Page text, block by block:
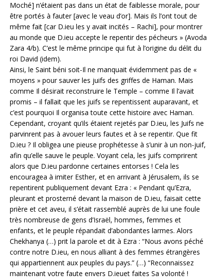
Moché] n’étaient pas dans un état de faiblesse morale, pour
être portés à fauter [avec le veau d’or]. Mais ils l’ont tout de
même fait [car D.ieu les y avait incités – Rachi], pour montrer
au monde que D.ieu accepte le repentir des pécheurs » (Avoda
Zara 4/b). C’est le même principe qui fut à l’origine du délit du
roi David (idem).
Ainsi, le Saint béni soit-Il ne manquait évidemment pas de «
moyens » pour sauver les juifs des griffes de Haman. Mais
comme Il désirait reconstruire le Temple – comme Il l’avait
promis – il fallait que les juifs se repentissent auparavant, et
c’est pourquoi Il organisa toute cette histoire avec Haman.
Cependant, croyant qu’ils étaient rejetés par D.ieu, les Juifs ne
parvinrent pas à avouer leurs fautes et à se repentir. Que fit
D.ieu ? Il obligea une pieuse prophétesse à s’unir à un non-juif,
afin qu’elle sauve le peuple. Voyant cela, les juifs comprirent
alors que D.ieu pardonne certaines entorses ! Cela les
encouragea à imiter Esther, et en arrivant à Jérusalem, ils se
repentirent publiquement devant Ezra : « Pendant qu’Ezra,
pleurant et prosterné devant la maison de D.ieu, faisait cette
prière et cet aveu, il s’était rassemblé auprès de lui une foule
très nombreuse de gens d’Israël, hommes, femmes et
enfants, et le peuple répandait d’abondantes larmes. Alors
Chekhanya (…) prit la parole et dit à Ezra : “Nous avons péché
contre notre D.ieu, en nous alliant à des femmes étrangères
qui appartiennent aux peuples du pays.” (…) “Reconnaissez
maintenant votre faute envers D.ieuet faites Sa volonté !